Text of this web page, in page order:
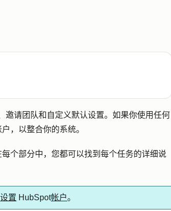
邀请团队和自定义默认设置。如果你使用任何
，以整合你的系统。
个部分中，您都可以找到每个任务的详细说
设置 HubSpot帐户。